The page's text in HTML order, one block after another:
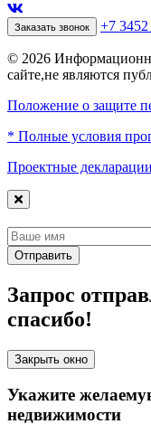
Заказать звонок +7
© 2026
сайте,не являются
Положение о защите
* Полные условия
Проектные
Отправить
Запрос
спасибо!
Закрыть окно
Укажите
недвижимости